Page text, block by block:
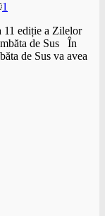
1
11 ediție a Zilelor
de Sus În
de Sus va avea